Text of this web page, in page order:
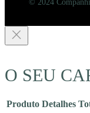
© 2024
O SEU
Produto Detalhes